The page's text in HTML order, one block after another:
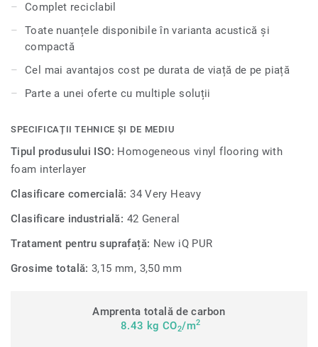
Complet reciclabil
Toate nuanțele disponibile în varianta acustică și
compactă
Cel mai avantajos cost pe durata de viață de pe piață
Parte a unei oferte cu multiple soluții
SPECIFICAȚII TEHNICE ȘI DE MEDIU
Tipul produsului ISO: Homogeneous vinyl flooring with
foam interlayer
Clasificare comercială:34 Very Heavy
Clasificare industrială: 42 General
Tratament pentru suprafață: New iQ PUR
Grosime totală:3,15 mm, 3,50 mm
Amprenta totală de carbon
8.43 kg CO2/m2